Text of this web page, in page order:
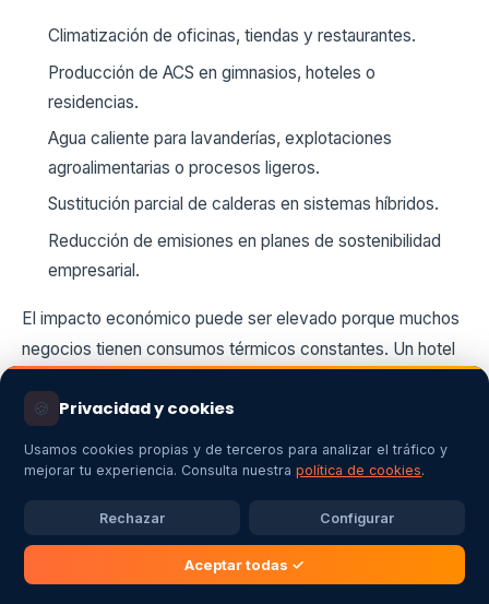
Climatización de oficinas, tiendas y restaurantes.
Producción de ACS en gimnasios, hoteles o
residencias.
Agua caliente para lavanderías, explotaciones
agroalimentarias o procesos ligeros.
Sustitución parcial de calderas en sistemas híbridos.
Reducción de emisiones en planes de sostenibilidad
empresarial.
El impacto económico puede ser elevado porque muchos
negocios tienen consumos térmicos constantes. Un hotel
y calefacción, reduciendo el gasto energético en
temporadas de alta ocupación. En empresas con horario
diurno, la integración con fotovoltaica mejora todavía más
Para compañías que desean reducir huella de carbono, la
aerotermia también ayuda a mejorar indicadores ESG y
🍪 Privacidad y cookies
Usamos cookies propias y de terceros para analizar el tráfico y
mejorar tu experiencia. Consulta nuestrapolítica de cookies.
Rechazar Configurar
Aceptar todas ✓